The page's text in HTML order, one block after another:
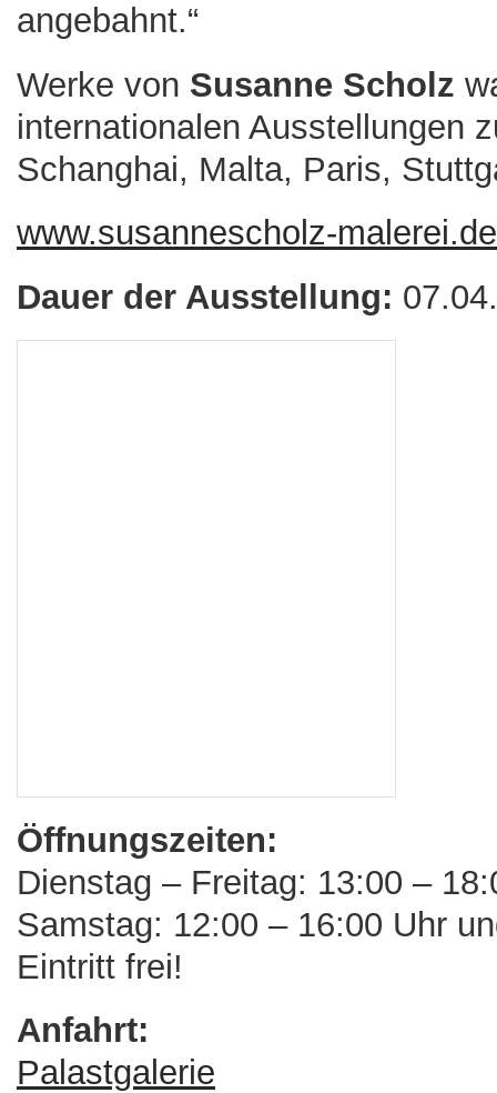
angebahnt.“
Werke von Susanne Scholz
internationalen Ausstellungen
Schanghai, Malta, Paris,
www.susannescholz-malerei.de
Dauer der Ausstellung:
Öffnungszeiten:
Dienstag – Freitag: 13:00 –
Samstag: 12:00 – 16:00 Uhr
Eintritt frei!
Anfahrt:
Palastgalerie